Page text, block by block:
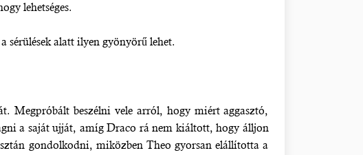
lehetséges.
alatt ilyen gyönyörű lehet.
Megpróbált beszélni vele arról, hogy miért aggasztó,
a saját ujját, amíg Draco rá nem kiáltott, hogy álljon
gondolkodni, miközben Theo gyorsan elállította a